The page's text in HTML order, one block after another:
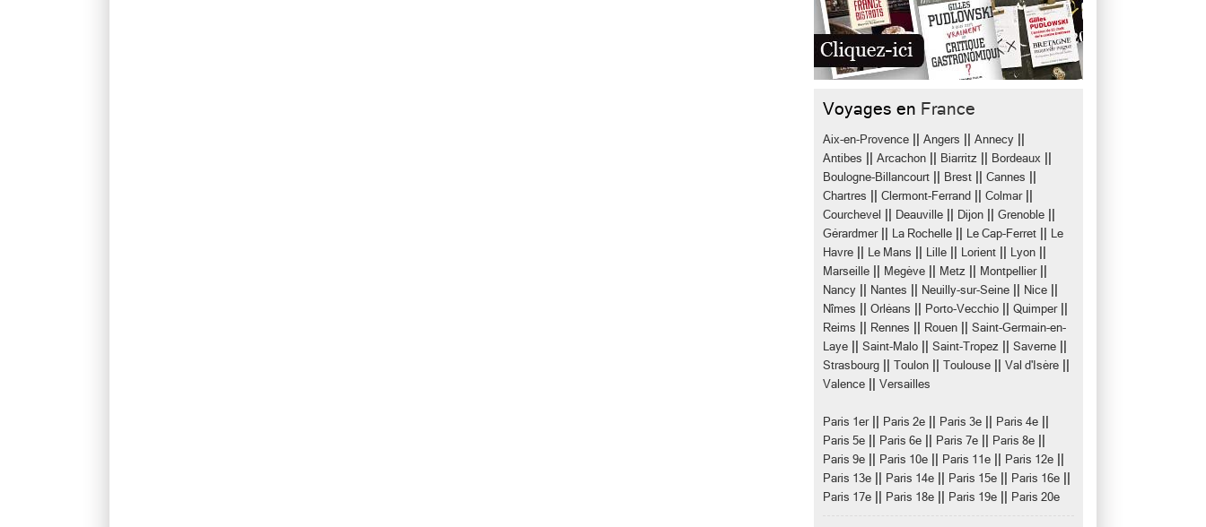
Voyages en France
Aix-en-Provence Angers Annecy
Antibes Arcachon Biarritz Bordeaux
Boulogne-Billancourt Brest Cannes
Chartres Clermont-Ferrand Colmar||
Courchevel Deauville Dijon Grenoble
Gérardmer|| La Rochelle Le Cap-Ferret
Le
Havre
Le Mans Lille Lorient Lyon
Marseille Megève Metz Montpellier||
Nancy Nantes Neuilly-sur-Seine Nice
Nîmes Orléans Porto-Vecchio Quimper||
Reims Rennes Rouen
Saint-Germain-en-
Laye
Saint-Malo Saint-Tropez Saverne
Strasbourg Toulon Toulouse Val d'Isère
Valence Versailles
Paris 1er|| Paris 2e Paris 3e Paris 4e
Paris 5e Paris 6e Paris 7e Paris 8e
Paris 9e Paris 10e Paris 11e Paris 12e
Paris 13e Paris 14e Paris 15e Paris 16e
Paris 17e Paris 18e Paris 19e Paris 20e